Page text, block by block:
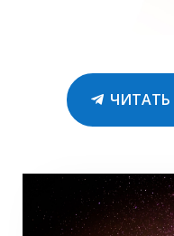
ЧИТАТЬ